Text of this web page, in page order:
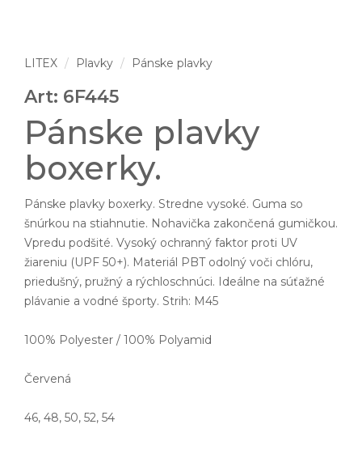
LITEX Plavky Pánske plavky
Art: 6F445
Pánske plavky
boxerky.
Pánske plavky boxerky. Stredne vysoké. Guma so
šnúrkou na stiahnutie. Nohavička zakončená gumičkou.
Vpredu podšité. Vysoký ochranný faktor proti UV
žiareniu (UPF 50+). Materiál PBT odolný voči chlóru,
priedušný, pružný a rýchloschnúci. Ideálne na súťažné
plávanie a vodné športy. Strih: M45
100% Polyester / 100% Polyamid
Červená
46, 48, 50, 52, 54